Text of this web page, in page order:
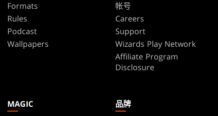
Formats
Rules
Podcast
Wallpapers
帐号
Careers
Support
Wizards Play Network
Affiliate Program
Disclosure
MAGIC
品牌